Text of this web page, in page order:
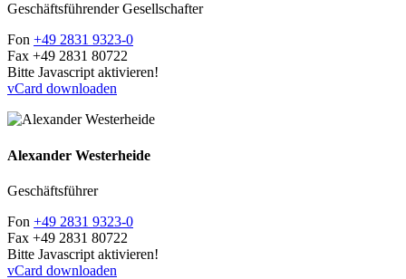
Geschäftsführender Gesellschafter
Fon +49 2831 9323-0
Fax +49 2831 80722
Bitte Javascript aktivieren!
vCard downloaden
Alexander Westerheide
Geschäftsführer
Fon +49 2831 9323-0
Fax +49 2831 80722
Bitte Javascript aktivieren!
vCard downloaden